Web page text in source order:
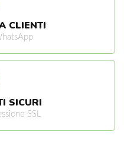
CLIENTI
SICURI
SSL